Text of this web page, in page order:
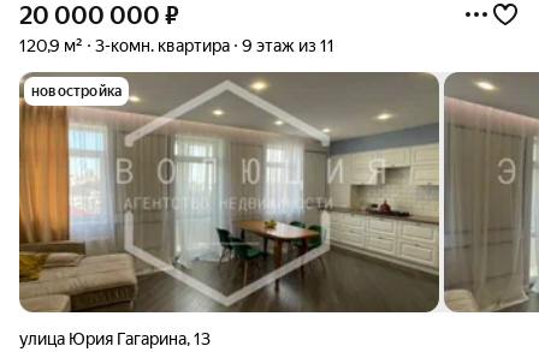
20 000 000 ₽
120,9 м² 3-комн. квартира 9 этаж из 11
новостройка
улица Юрия Гагарина,13